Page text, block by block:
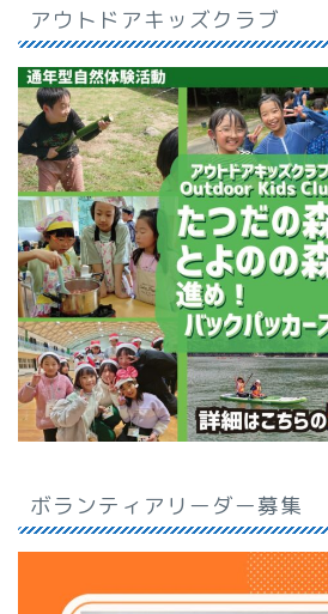
アウトドアキッズクラブ
ボランティアリーダー募集